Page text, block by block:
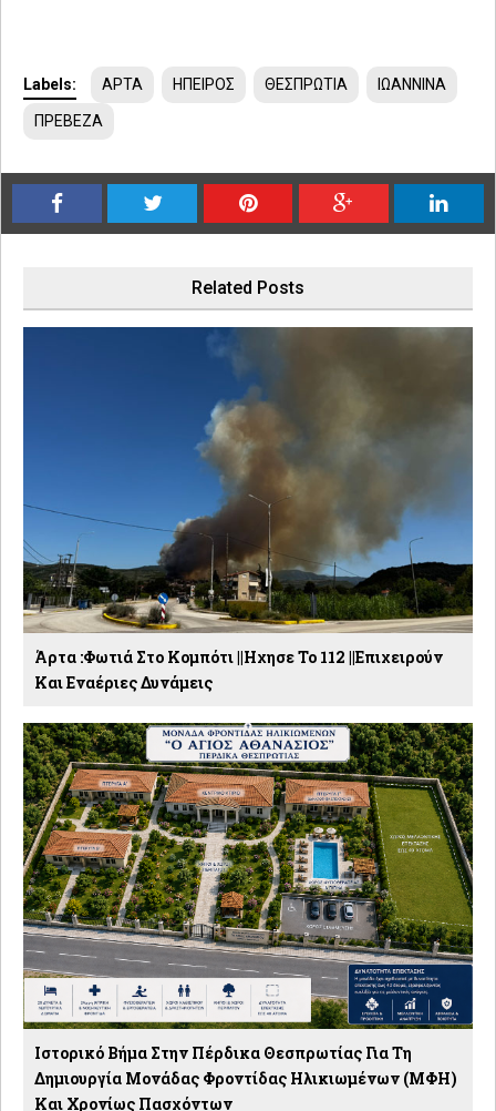
Labels: ΑΡΤΑ ΗΠΕΙΡΟΣ ΘΕΣΠΡΩΤΙΑ ΙΩΑΝΝΙΝΑ
ΠΡΕΒΕΖΑ
Related Posts
Άρτα :Φωτιά Στο Κομπότι ||Ηχησε Το 112 ||Επιχειρούν
Και Εναέριες Δυνάμεις
Ιστορικό Βήμα Στην Πέρδικα Θεσπρωτίας Για Τη
Δημιουργία Μονάδας Φροντίδας Ηλικιωμένων (ΜΦΗ)
Και Χρονίως Πασχόντων